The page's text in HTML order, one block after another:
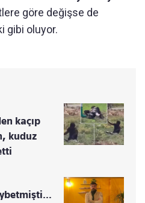
göre değişse de
gibi oluyor.
kaçıp
kuduz